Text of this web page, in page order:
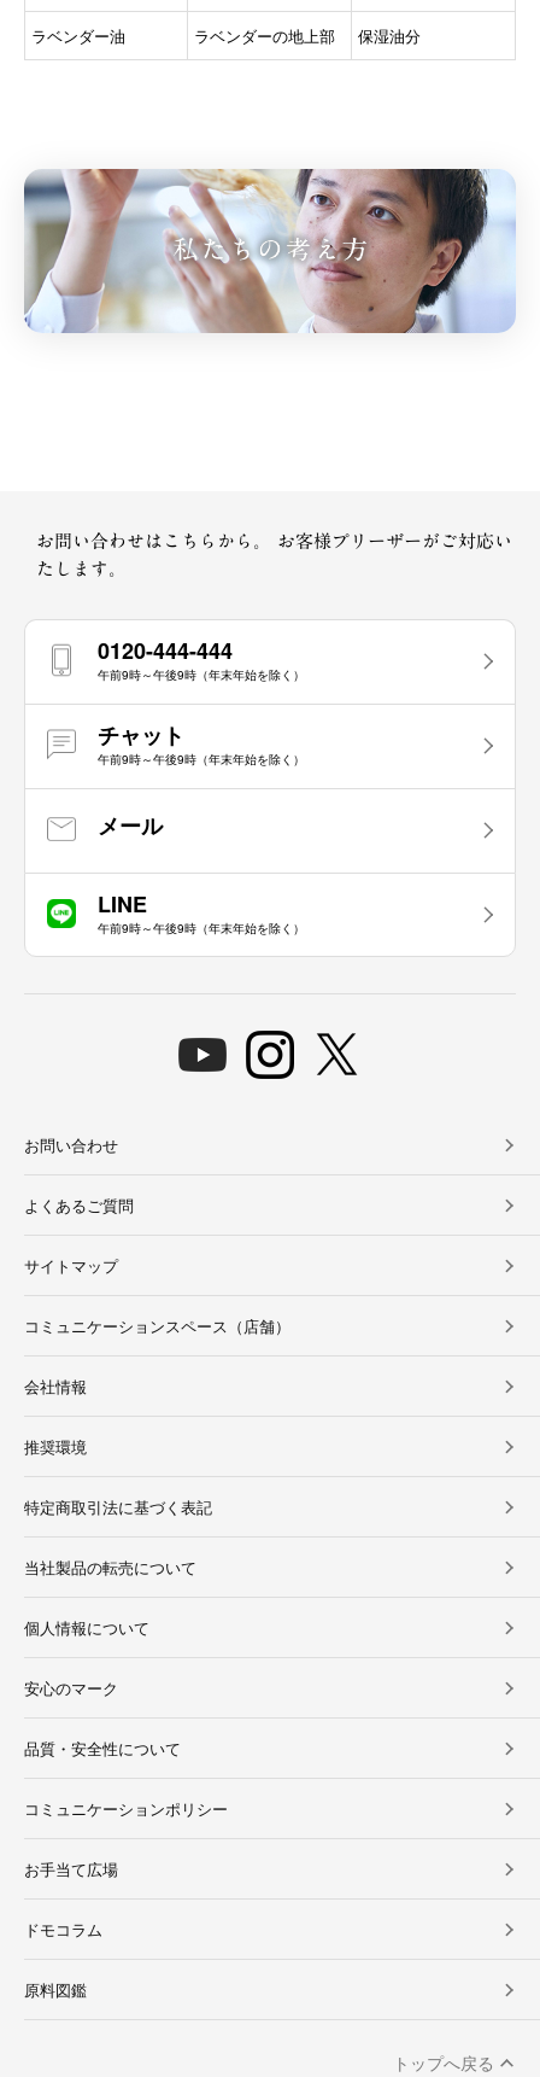
ラベンダー油 ラベンダーの地上部 保湿油分
お問い合わせはこちらから。
お客様プリーザーがご対応い
たします。
0120-444-444
午前9時～午後9時（年末年始を除く）
チャット
午前9時～午後9時（年末年始を除く）
メール
LINE
午前9時～午後9時（年末年始を除く）
お問い合わせ
よくあるご質問
サイトマップ
コミュニケーションスペース（店舗）
会社情報
推奨環境
特定商取引法に基づく表記
当社製品の転売について
個人情報について
安心のマーク
品質・安全性について
コミュニケーションポリシー
お手当て広場
ドモコラム
原料図鑑
トップへ戻る